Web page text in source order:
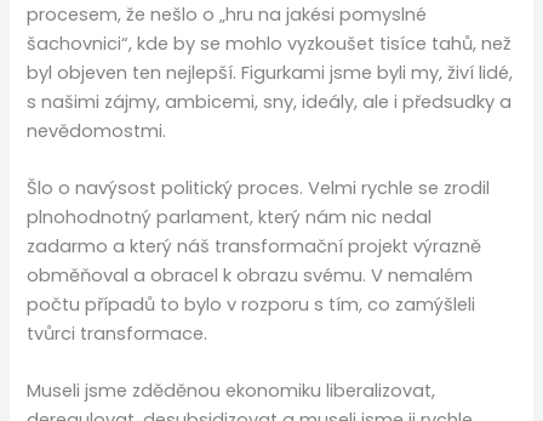
procesem, že nešlo o „hru na jakési pomyslné
šachovnici“, kde by se mohlo vyzkoušet tisíce tahů, než
byl objeven ten nejlepší. Figurkami jsme byli my, živí lidé,
s našimi zájmy, ambicemi, sny, ideály, ale i předsudky a
nevědomostmi.
Šlo o navýsost politický proces. Velmi rychle se zrodil
plnohodnotný parlament, který nám nic nedal
zadarmo a který náš transformační projekt výrazně
obměňoval a obracel k obrazu svému. V nemalém
počtu případů to bylo v rozporu s tím, co zamýšleli
tvůrci transformace.
Museli jsme zděděnou ekonomiku liberalizovat,